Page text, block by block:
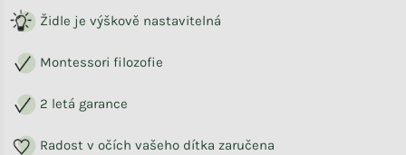
Židle je výškově nastavitelná
Montessori filozofie
2 letá garance
Radost v očích vašeho dítka zaručena